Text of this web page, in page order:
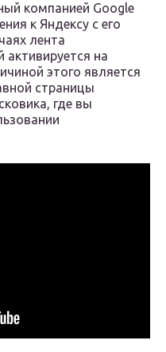
компанией Google
к Яндексу с его
лента
на
этого является
страницы
где вы